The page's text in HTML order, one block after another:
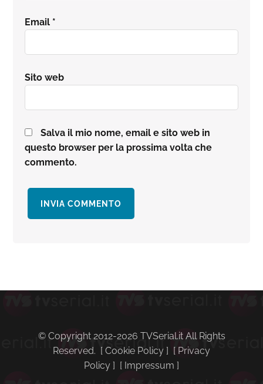
Email *
Sito web
Salva il mio nome, email e sito web in
questo browser per la prossima volta che
commento.
primaria
© Copyright 2012-2026 TVSerial.it All Rights
Reserved. [ Cookie Policy ] [ Privacy
Policy ] [ Impressum ]